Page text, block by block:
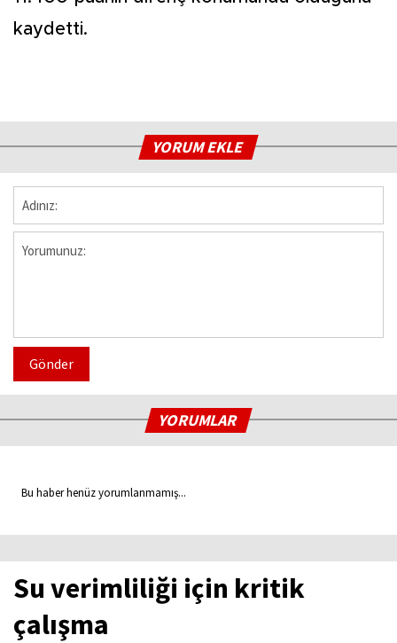
kaydetti.
YORUM EKLE
Gönder
YORUMLAR
Bu haber henüz yorumlanmamış...
Su verimliliği için kritik
çalışma